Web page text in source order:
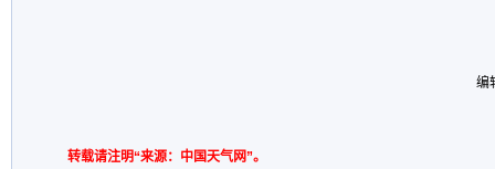
编
转载请注明“来源：中国天气网”。